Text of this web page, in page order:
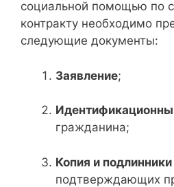
социальной помощью по
контракту необходимо
следующие документы:
Заявление;
гражданина;
Копия и
подтверждающих